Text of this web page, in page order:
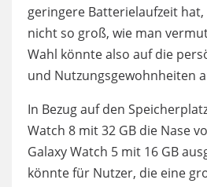
geringere Batterielaufzeit
nicht so groß, wie man
Wahl könnte also auf die
und Nutzungsgewohnheiten
In Bezug auf den
Watch 8 mit 32 GB die Nase
Galaxy Watch 5 mit 16 GB
könnte für Nutzer, die eine